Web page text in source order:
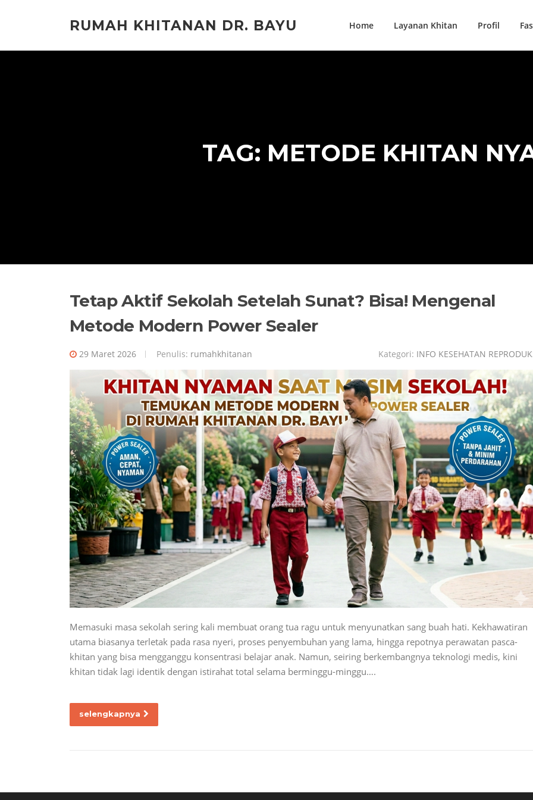
RUMAH KHITANAN DR. BAYU Home Layanan Khitan Profil
TAG: METODE KHITAN
Tetap Aktif Sekolah Setelah Sunat? Bisa! Mengenal
Metode Modern Power Sealer
29 Maret 2026 Penulis: rumahkhitanan Kategori: INFO KESEHATAN
Memasuki masa sekolah sering kali membuat orang tua ragu untuk menyunatkan sang buah hati. Kekhawatiran
utama biasanya terletak pada rasa nyeri, proses penyembuhan yang lama, hingga repotnya perawatan pasca-
khitan yang bisa mengganggu konsentrasi belajar anak. Namun, seiring berkembangnya teknologi medis, kini
khitan tidak lagi identik dengan istirahat total selama berminggu-minggu….
selengkapnya